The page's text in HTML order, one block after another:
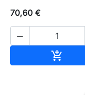
70,60 €

